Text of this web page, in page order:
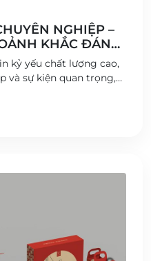
NGHIỆP –
KHẮC ĐÁNG
kỷ yếu chất lượng cao,
và sự kiện quan trọng,